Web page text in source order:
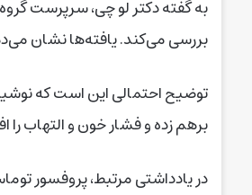
به گفته دکتر لو چی، سرپرست
بررسی می‌کند. یافته‌ها نشان
توضیح احتمالی این است که
برهم زده و فشار خون و التهاب را
در یادداشتی مرتبط، پروفسور